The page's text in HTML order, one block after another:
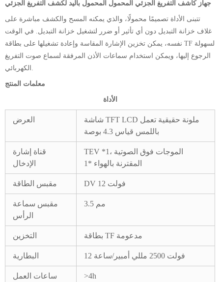
جهاز كاشف التفريغ الجزئي المحمول المحمول باليد لكشف التفريغ الجزئي
تتبنى الأداة تصميمًا محمولًا، والذي يمكنه المسح والكشف مباشرة على
غلاف خزانة التبديل دون أي تأثير أو ضرر لتشغيل خزانة التبديل. في الوقت
نفسه، يمكن تخزين الإشارة المقاسة وإعادة تشغيلها على بطاقة TF لسهولة
الرجوع إليها، ويمكن استخدام سماعات الأذن المرفقة لسماع صوت التفريغ
معلمات المنتج
الأداة
العرض
شاشة TFT LCD ملونة حقيقية تعمل
باللمس قياس 4.3 بوصة
قناة إشارة
الإدخال
TEV *1، الموجات فوق الصوتية
المقترنة بالهواء *1
مقبس الطاقة DV 12 فولت
مقبس سماعة
الرأس
3.5 مم
التخزين بطاقة TF مدعومة
البطارية 12 فولت 2500 مللي أمبير/ساعة
ساعات العمل >4h